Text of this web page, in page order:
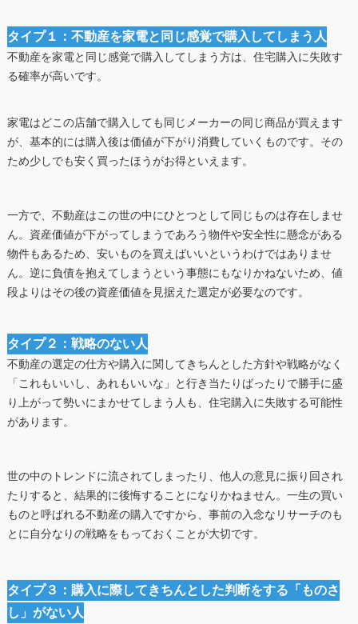
タイプ１：不動産を家電と同じ感覚で購入してしまう人
不動産を家電と同じ感覚で購入してしまう方は、住宅購入に失敗す
る確率が高いです。
家電はどこの店舗で購入しても同じメーカーの同じ商品が買えます
が、基本的には購入後は価値が下がり消費していくものです。その
ため少しでも安く買ったほうがお得といえます。
一方で、不動産はこの世の中にひとつとして同じものは存在しませ
ん。資産価値が下がってしまうであろう物件や安全性に懸念がある
物件もあるため、安いものを買えばいいというわけではありませ
ん。逆に負債を抱えてしまうという事態にもなりかねないため、値
段よりはその後の資産価値を見据えた選定が必要なのです。
タイプ２：戦略のない人
不動産の選定の仕方や購入に関してきちんとした方針や戦略がなく
「これもいいし、あれもいいな」と行き当たりばったりで勝手に盛
り上がって勢いにまかせてしまう人も、住宅購入に失敗する可能性
があります。
世の中のトレンドに流されてしまったり、他人の意見に振り回され
たりすると、結果的に後悔することになりかねません。一生の買い
ものと呼ばれる不動産の購入ですから、事前の入念なリサーチのも
とに自分なりの戦略をもっておくことが大切です。
タイプ３：購入に際してきちんとした判断をする「ものさ
し」がない人